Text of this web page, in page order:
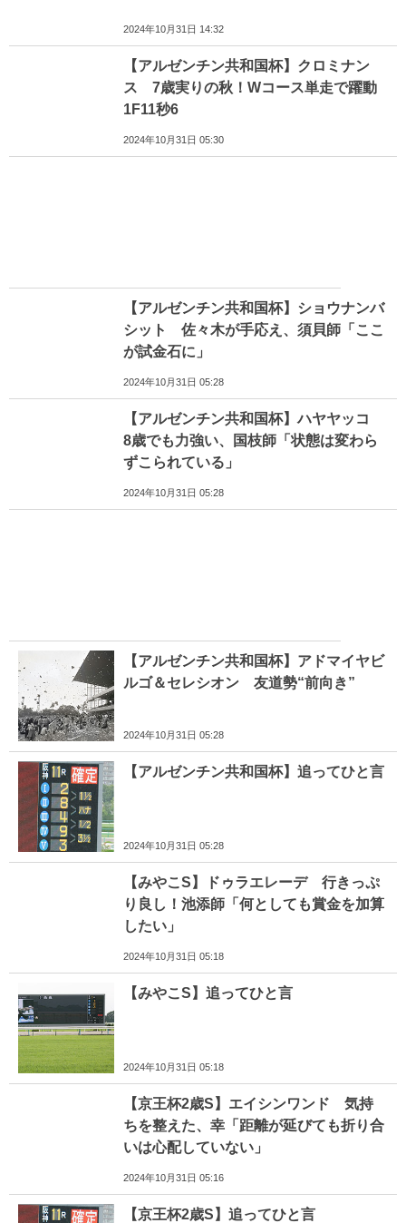
2024年10月31日 14:32
【アルゼンチン共和国杯】クロミナン
ス 7歳実りの秋！Wコース単走で躍動
1F11秒6
2024年10月31日 05:30
【アルゼンチン共和国杯】ショウナンバ
シット 佐々木が手応え、須貝師「ここ
が試金石に」
2024年10月31日 05:28
【アルゼンチン共和国杯】ハヤヤッコ
8歳でも力強い、国枝師「状態は変わら
ずこられている」
2024年10月31日 05:28
【アルゼンチン共和国杯】アドマイヤビ
ルゴ＆セレシオン 友道勢“前向き”
2024年10月31日 05:28
【アルゼンチン共和国杯】追ってひと言
2024年10月31日 05:28
【みやこS】ドゥラエレーデ 行きっぷ
り良し！池添師「何としても賞金を加算
したい」
2024年10月31日 05:18
【みやこS】追ってひと言
2024年10月31日 05:18
【京王杯2歳S】エイシンワンド 気持
ちを整えた、幸「距離が延びても折り合
いは心配していない」
2024年10月31日 05:16
【京王杯2歳S】追ってひと言